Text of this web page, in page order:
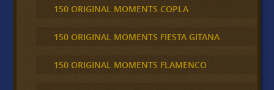
150 ORIGINAL MOMENTS COPLA
150 ORIGINAL MOMENTS FIESTA GITANA
150 ORIGINAL MOMENTS FLAMENCO